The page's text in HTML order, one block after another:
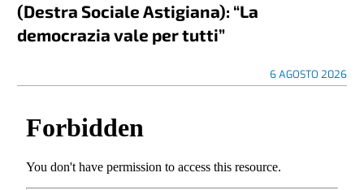
(Destra Sociale Astigiana): “La
democrazia vale per tutti”
6 AGOSTO 2026